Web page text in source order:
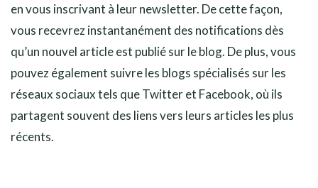
en vous inscrivant à leur newsletter. De cette façon,
vous recevrez instantanément des notifications dès
qu’un nouvel article est publié sur le blog. De plus, vous
pouvez également suivre les blogs spécialisés sur les
réseaux sociaux tels que Twitter et Facebook, où ils
partagent souvent des liens vers leurs articles les plus
récents.